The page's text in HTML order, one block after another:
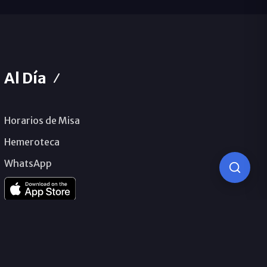
Al Día
Horarios de Misa
Hemeroteca
WhatsApp